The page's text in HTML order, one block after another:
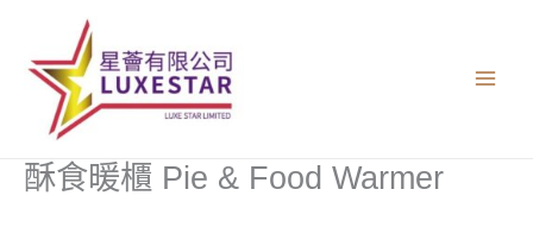
酥食暖櫃 Pie & Food Warmer